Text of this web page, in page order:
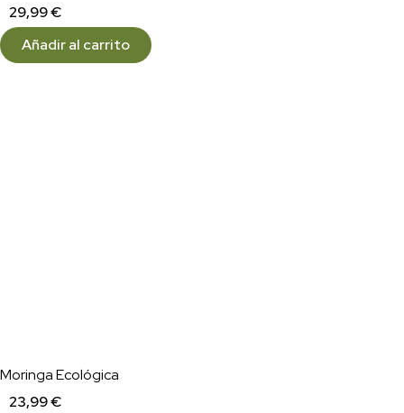
29,99€
Añadir al carrito
Moringa Ecológica
23,99€